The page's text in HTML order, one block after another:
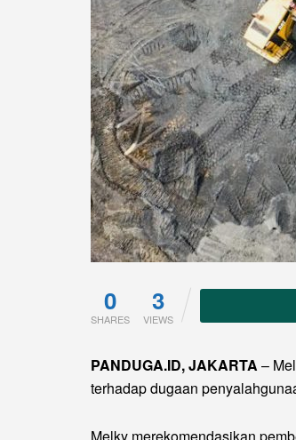
0
SHARES
3
VIEWS
PANDUGA.ID, JAKARTA –
terhadap dugaan